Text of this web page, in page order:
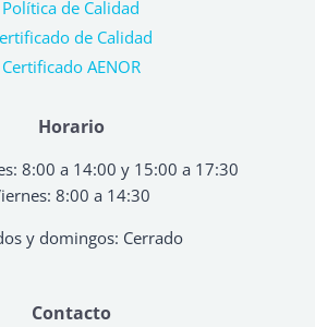
Contacto
Horario
8:00 a 14:00 y 15:00 a 17:30
8:00 a 14:30
y domingos: Cerrado
Política de Calidad
de Calidad
Certificado AENOR